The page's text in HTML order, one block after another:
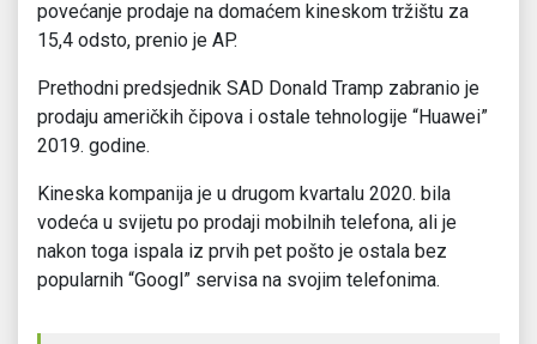
povećanje prodaje na domaćem kineskom tržištu za
15,4 odsto, prenio je AP.
Prethodni predsjednik SAD Donald Tramp zabranio je
prodaju američkih čipova i ostale tehnologije “Huawei”
2019. godine.
Kineska kompanija je u drugom kvartalu 2020. bila
vodeća u svijetu po prodaji mobilnih telefona, ali je
nakon toga ispala iz prvih pet pošto je ostala bez
popularnih “Googl” servisa na svojim telefonima.